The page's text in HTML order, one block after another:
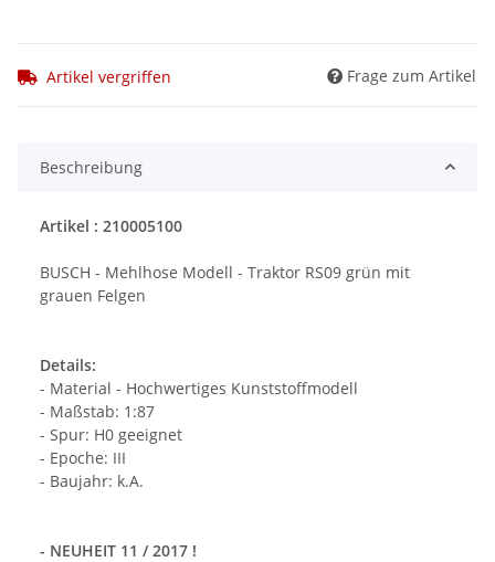
Artikel vergriffen Frage zum Artikel
Beschreibung
Artikel : 210005100
BUSCH - Mehlhose Modell - Traktor RS09 grün mit
grauen Felgen
Details:
- Material - Hochwertiges Kunststoffmodell
- Maßstab: 1:87
- Spur: H0 geeignet
- Epoche: III
- Baujahr: k.A.
- NEUHEIT 11 / 2017 !